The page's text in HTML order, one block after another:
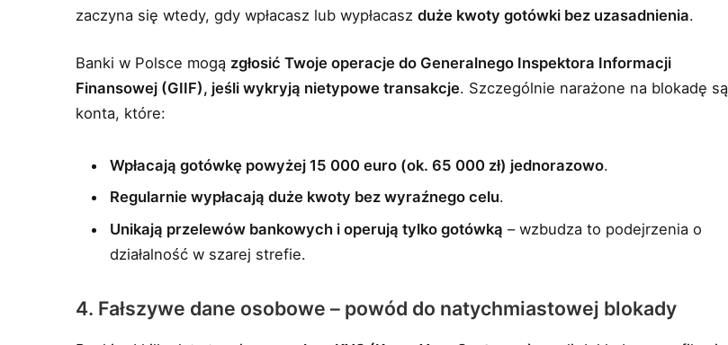
zaczyna się wtedy, gdy wpłacasz lub wypłacaszduże kwoty gotówki bez uzasadnienia.
Banki w Polsce mogą zgłosić Twoje operacje do Generalnego Inspektora Informacji
Finansowej (GIIF), jeśli wykryją nietypowe transakcje. Szczególnie narażone na blokadę są
konta, które:
Wpłacają gotówkę powyżej 15 000 euro (ok. 65 000 zł) jednorazowo.
Regularnie wypłacają duże kwoty bez wyraźnego celu.
Unikają przelewów bankowych i operują tylko gotówką – wzbudza to podejrzenia o
działalność w szarej strefie.
4. Fałszywe dane osobowe – powód do natychmiastowej blokady